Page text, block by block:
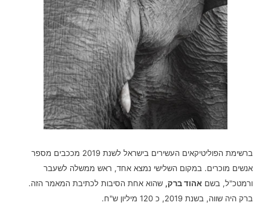
ברשימת הפוליטיקאים העשירים בישראל לשנת 2019 מככבים מספר
אנשים מוכרים. במקום השלישי נמצא אחד, ראש ממשלה לשעבר
ורמטכ"ל, בשם אהוד ברק, שהוא אחת הסיבות לכתיבת המאמר הזה.
ברק היה שווה, בשנת 2019, כ 120 מיליון ש"ח.